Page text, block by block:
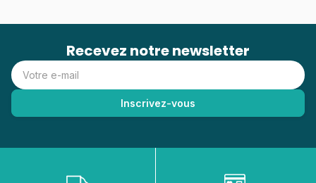
Recevez notre newsletter